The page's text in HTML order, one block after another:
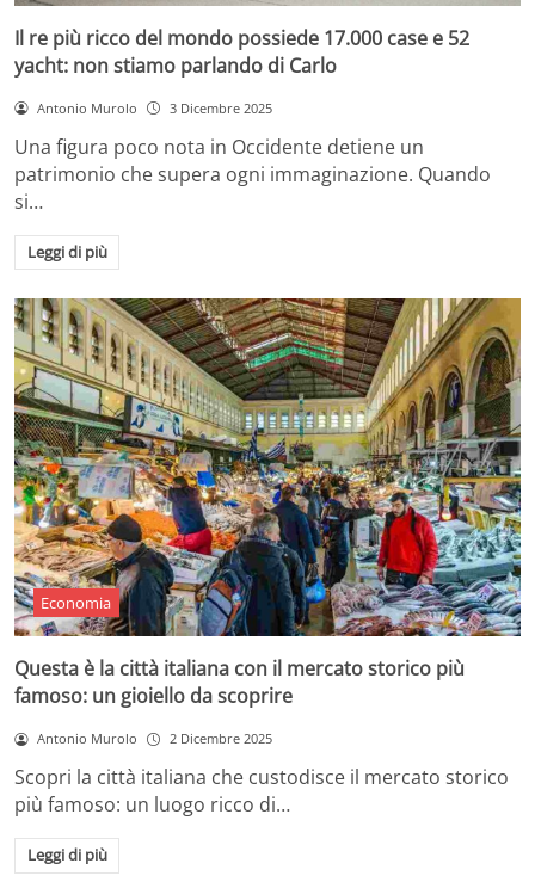
Il re più ricco del mondo possiede 17.000 case e 52
yacht: non stiamo parlando di Carlo
Antonio Murolo 3 Dicembre 2025
Una figura poco nota in Occidente detiene un
patrimonio che supera ogni immaginazione. Quando
si…
Leggi di più
Economia
Questa è la città italiana con il mercato storico più
famoso: un gioiello da scoprire
Antonio Murolo 2 Dicembre 2025
Scopri la città italiana che custodisce il mercato storico
più famoso: un luogo ricco di…
Leggi di più